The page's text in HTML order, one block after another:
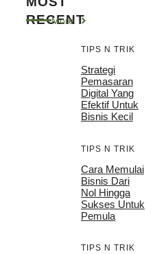
RECENT
More
TIPS N TRIK
Strategi
Pemasaran
Digital Yang
Efektif Untuk
Bisnis Kecil
TIPS N TRIK
Cara Memulai
Bisnis Dari
Nol Hingga
Sukses Untuk
Pemula
TIPS N TRIK